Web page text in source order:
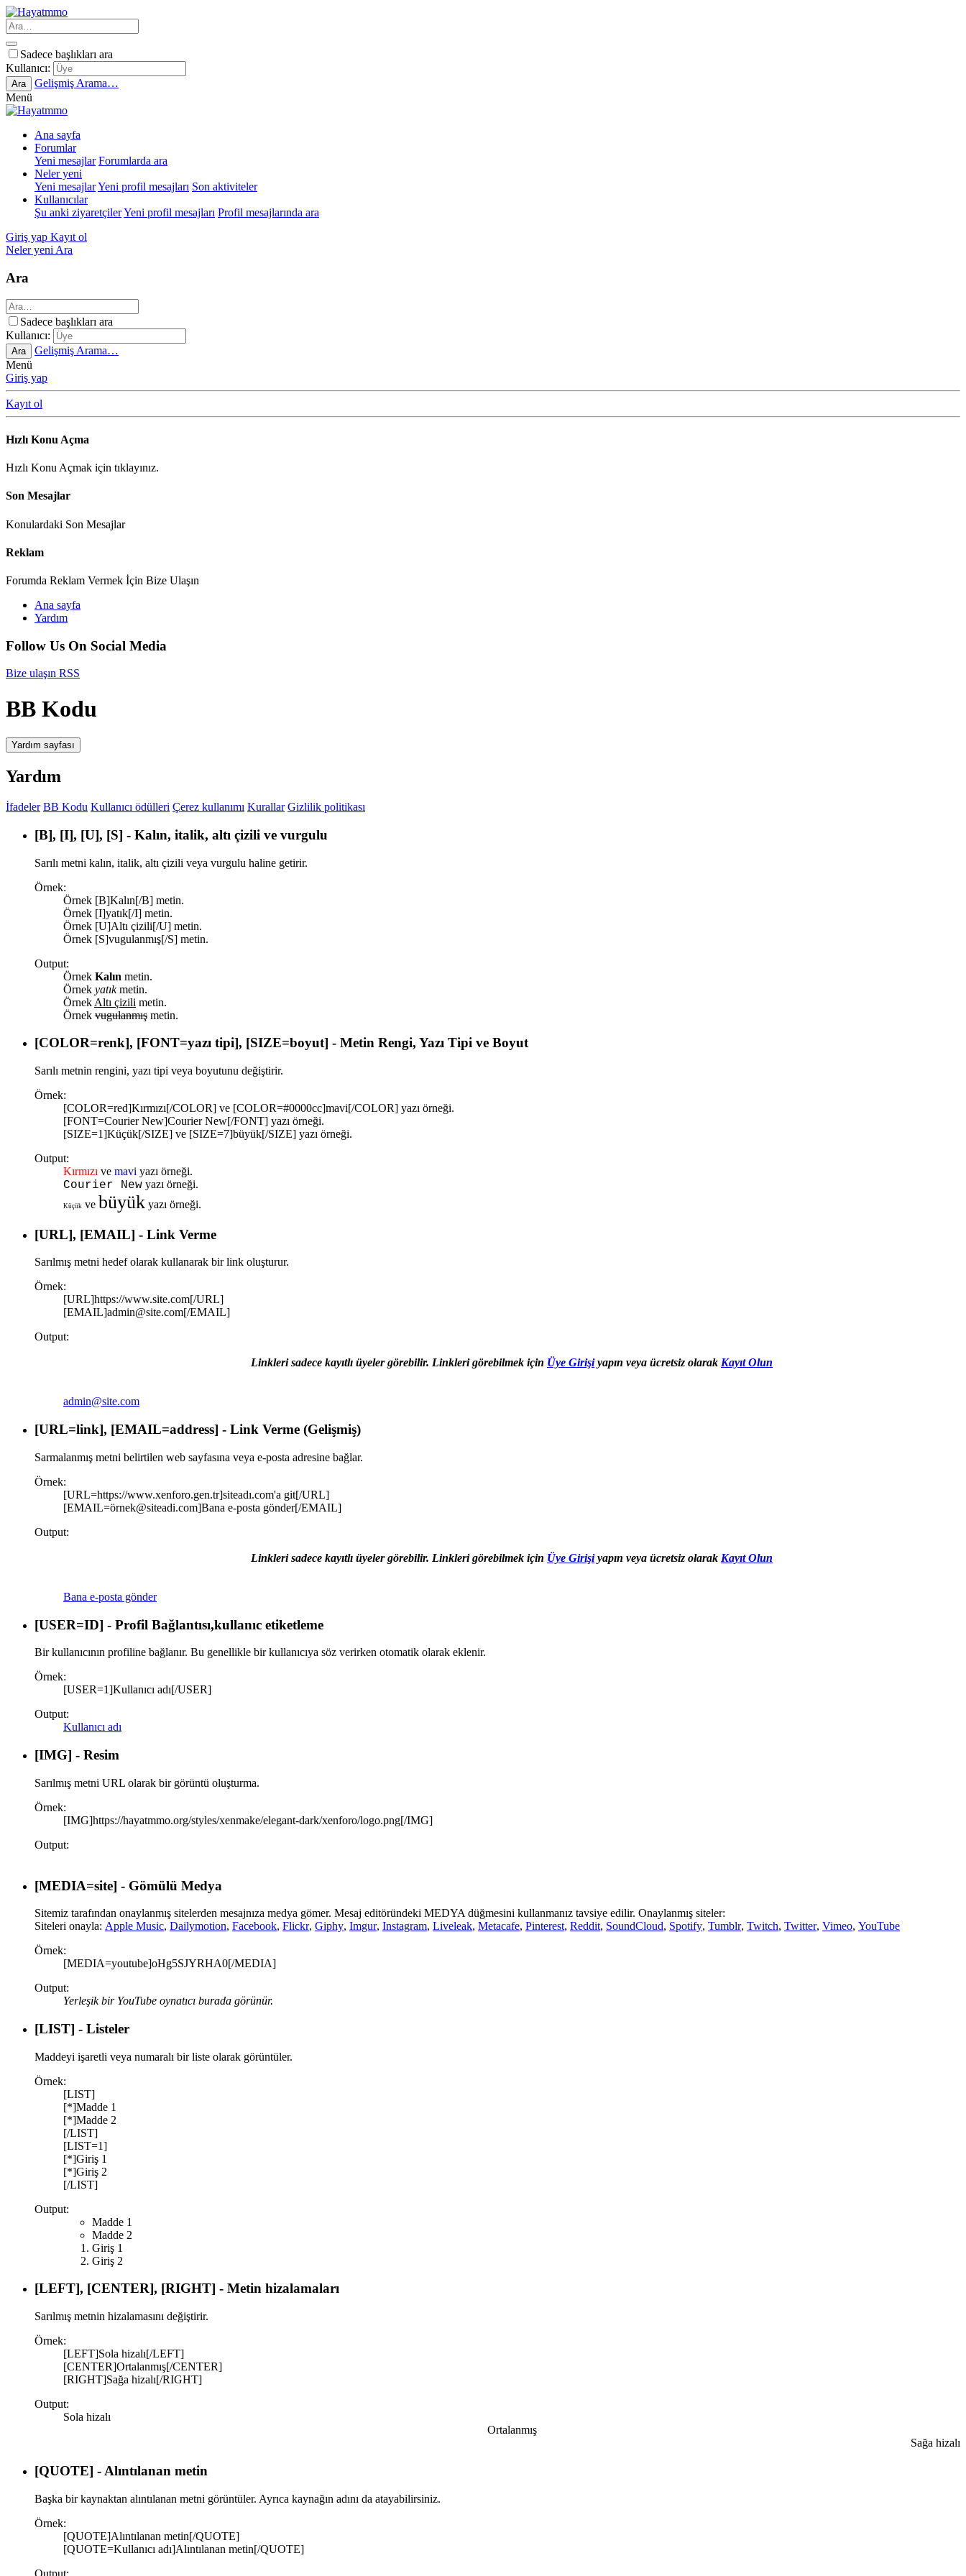
Sadece başlıkları ara
Kullanıcı:
Ara
Gelişmiş Arama…
Menü
Ana sayfa
Forumlar
Yeni mesajlar Forumlarda ara
Neler yeni
Yeni mesajlarYeni profil mesajları Son aktiviteler
Kullanıcılar
Şu anki ziyaretçilerYeni profil mesajları Profil mesajlarında ara
Giriş yap Kayıt ol
Neler yeni Ara
Ara
Sadece başlıkları ara
Kullanıcı:
Ara
Gelişmiş Arama…
Menü
Giriş yap
Kayıt ol
Hızlı Konu Açma
Hızlı Konu Açmak için tıklayınız.
Son Mesajlar
Konulardaki Son Mesajlar
Reklam
Forumda Reklam Vermek İçin Bize Ulaşın
Ana sayfa
Yardım
Follow Us On Social Media
Bize ulaşın RSS
BB Kodu
Yardım sayfası
Yardım
İfadeler BB Kodu Kullanıcı ödülleri Çerez kullanımı Kurallar Gizlilik politikası
[B], [I], [U], [S] - Kalın, italik, altı çizili ve vurgulu
Sarılı metni kalın, italik, altı çizili veya vurgulu haline getirir.
Örnek:
Örnek [B]Kalın[/B] metin.
Örnek [I]yatık[/I] metin.
Örnek [U]Altı çizili[/U] metin.
Örnek [S]vugulanmış[/S] metin.
Output:
Örnek Kalın metin.
Örnek yatıkmetin.
Örnek Altı çizili metin.
Örnek vugulanmış metin.
[COLOR=renk], [FONT=yazı tipi], [SIZE=boyut] - Metin Rengi, Yazı Tipi ve Boyut
Sarılı metnin rengini, yazı tipi veya boyutunu değiştirir.
Örnek:
[COLOR=red]Kırmızı[/COLOR] ve [COLOR=#0000cc]mavi[/COLOR] yazı örneği.
[FONT=Courier New]Courier New[/FONT] yazı örneği.
[SIZE=1]Küçük[/SIZE] ve [SIZE=7]büyük[/SIZE] yazı örneği.
Output:
Kırmızı ve mavi yazı örneği.
Courier New yazı örneği.
Küçük ve büyük yazı örneği.
[URL], [EMAIL] - Link Verme
Sarılmış metni hedef olarak kullanarak bir link oluşturur.
Örnek:
[URL]https://www.site.com[/URL]
[EMAIL]admin@site.com[/EMAIL]
Output:
Linkleri sadece kayıtlı üyeler görebilir. Linkleri görebilmek için Üye Girişiyapın veya ücretsiz olarak Kayıt Olun
admin@site.com
[URL=link], [EMAIL=address] - Link Verme (Gelişmiş)
Sarmalanmış metni belirtilen web sayfasına veya e-posta adresine bağlar.
Örnek:
[URL=https://www.xenforo.gen.tr]siteadı.com'a git[/URL]
[EMAIL=örnek@siteadi.com]Bana e-posta gönder[/EMAIL]
Output:
Linkleri sadece kayıtlı üyeler görebilir. Linkleri görebilmek için Üye Girişiyapın veya ücretsiz olarak Kayıt Olun
Bana e-posta gönder
[USER=ID] - Profil Bağlantısı,kullanıc etiketleme
Bir kullanıcının profiline bağlanır. Bu genellikle bir kullanıcıya söz verirken otomatik olarak eklenir.
Örnek:
[USER=1]Kullanıcı adı[/USER]
Output:
Kullanıcı adı
[IMG] - Resim
Sarılmış metni URL olarak bir görüntü oluşturma.
Örnek:
[IMG]https://hayatmmo.org/styles/xenmake/elegant-dark/xenforo/logo.png[/IMG]
Output:
[MEDIA=site] - Gömülü Medya
Sitemiz tarafından onaylanmış sitelerden mesajnıza medya gömer. Mesaj editöründeki MEDYA düğmesini kullanmanız tavsiye edilir. Onaylanmış siteler:
Siteleri onayla: Apple Music, Dailymotion, Facebook, Flickr, Giphy, Imgur, Instagram, Liveleak, Metacafe, Pinterest, Reddit, SoundCloud, Spotify, Tumblr, Twitch, Twitter, Vimeo, YouTube
Örnek:
[MEDIA=youtube]oHg5SJYRHA0[/MEDIA]
Output:
Yerleşik bir YouTube oynatıcı burada görünür.
[LIST] - Listeler
Maddeyi işaretli veya numaralı bir liste olarak görüntüler.
Örnek:
[LIST]
[*]Madde 1
[*]Madde 2
[/LIST]
[LIST=1]
[*]Giriş 1
[*]Giriş 2
[/LIST]
Output:
Madde 1
Madde 2
Giriş 1
Giriş 2
[LEFT], [CENTER], [RIGHT] - Metin hizalamaları
Sarılmış metnin hizalamasını değiştirir.
Örnek:
[LEFT]Sola hizalı[/LEFT]
[CENTER]Ortalanmış[/CENTER]
[RIGHT]Sağa hizalı[/RIGHT]
Output:
Sola hizalı​
Ortalanmış​
Sağa hizalı​
[QUOTE] - Alıntılanan metin
Başka bir kaynaktan alıntılanan metni görüntüler. Ayrıca kaynağın adını da atayabilirsiniz.
Örnek:
[QUOTE]Alıntılanan metin[/QUOTE]
[QUOTE=Kullanıcı adı]Alıntılanan metin[/QUOTE]
Output: